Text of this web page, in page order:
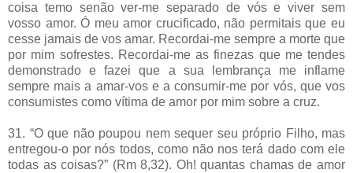
coisa temo senão ver-me separado de vós e viver sem
vosso amor. Ó meu amor crucificado, não permitais que eu
cesse jamais de vos amar. Recordai-me sempre a morte que
por mim sofrestes. Recordai-me as finezas que me tendes
demonstrado e fazei que a sua lembrança me inflame
sempre mais a amar-vos e a consumir-me por vós, que vos
consumistes como vítima de amor por mim sobre a cruz.
31. “O que não poupou nem sequer seu próprio Filho, mas
entregou-o por nós todos, como não nos terá dado com ele
todas as coisas?” (Rm 8,32). Oh! quantas chamas de amor